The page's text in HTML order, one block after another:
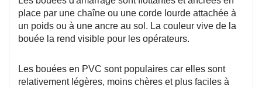
place par une chaîne ou une corde lourde attachée à
un poids ou à une ancre au sol. La couleur vive de la
bouée la rend visible pour les opérateurs.
Les bouées en PVC sont populaires car elles sont
relativement légères, moins chères et plus faciles à